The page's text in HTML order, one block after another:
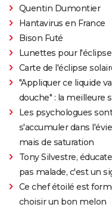
Quentin Dumontier
Hantavirus en France
Bison Futé
Lunettes pour l'éclipse
Carte de l'éclipse
"Appliquer ce liquide
douche" : la meilleure
Les psychologues
s'accumuler dans
mais de saturation
Tony Silvestre,
pas malade, c'est un
Ce chef étoilé est
choisir un bon melon